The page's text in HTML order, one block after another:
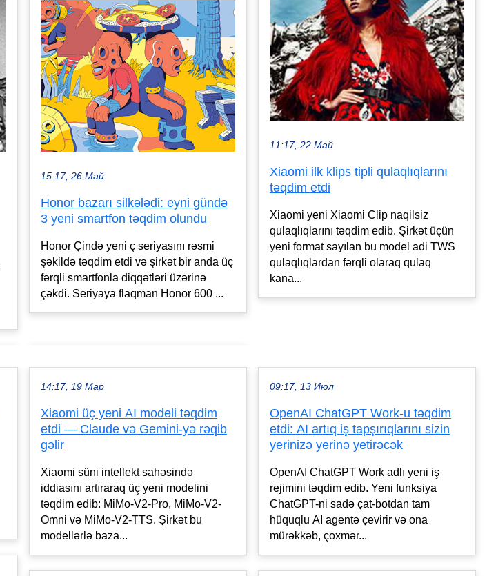
15:17, 26 Май
Honor bazarı silkələdi: eyni gündə
3 yeni smartfon təqdim olundu
Honor Çində yeni ç seriyasını rəsmi
şəkildə təqdim etdi və şirkət bir anda üç
fərqli smartfonla diqqətləri üzərinə
çəkdi. Seriyaya flaqman Honor 600 ...
11:17, 22 Май
Xiaomi ilk klips tipli qulaqlıqlarını
təqdim etdi
Xiaomi yeni Xiaomi Clip naqilsiz
qulaqlıqlarını təqdim edib. Şirkət üçün
yeni format sayılan bu model adi TWS
qulaqlıqlardan fərqli olaraq qulaq
kana...
14:17, 19 Мар
Xiaomi üç yeni AI modeli təqdim
etdi — Claude və Gemini-yə rəqib
gəlir
Xiaomi süni intellekt sahəsində
iddiasını artıraraq üç yeni modelini
təqdim edib: MiMo-V2-Pro, MiMo-V2-
Omni və MiMo-V2-TTS. Şirkət bu
modellərlə baza...
09:17, 13 Июл
OpenAI ChatGPT Work-u təqdim
etdi: AI artıq iş tapşırıqlarını sizin
yerinizə yerinə yetirəcək
OpenAI ChatGPT Work adlı yeni iş
rejimini təqdim edib. Yeni funksiya
ChatGPT-ni sadə çat-botdan tam
hüquqlu AI agentə çevirir və ona
mürəkkəb, çoxmər...